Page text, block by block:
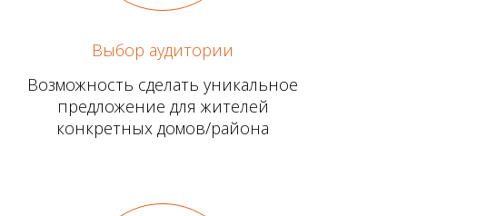
Выбор аудитории
Возможность сделать уникальное
предложение для жителей
конкретных домов/района